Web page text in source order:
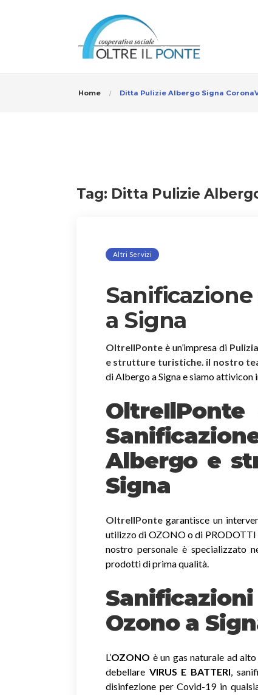
Home Ditta Pulizie Albergo Signa
Tag: Ditta Pulizie
Altri Servizi
a Signa
OltreIlPonte è un’impresa di
e strutture turistiche. il nostro
di Albergo a Signa e siamo
Albergo e
Signa
OltreIlPonte garantisce un
utilizzo di OZONO o di
nostro personale è specializzato
prodotti di prima qualità.
Ozono a
L’OZONO è un gas naturale ad
debellare VIRUS E BATTERI,
disinfezione per Covid-19 in